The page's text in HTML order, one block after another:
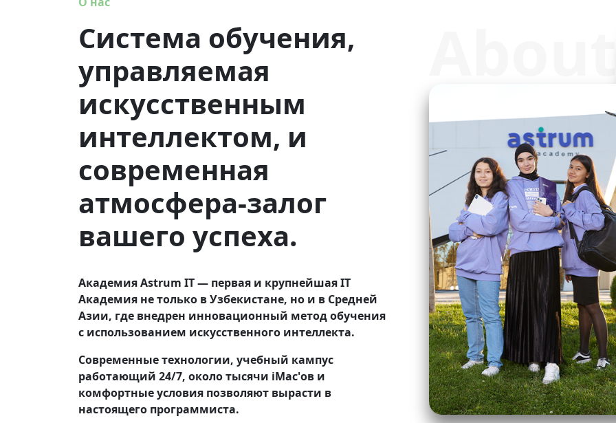
Система обучения,
управляемая
искусственным
интеллектом, и
современная
атмосфера-залог
вашего успеха.
Академия Astrum IT — первая и крупнейшая IT
Академия не только в Узбекистане, но и в Средней
Азии, где внедрен инновационный метод обучения
с использованием искусственного интеллекта.
Современные технологии, учебный кампус
работающий 24/7, около тысячи iMac'ов и
комфортные условия позволяют вырасти в
настоящего программиста.